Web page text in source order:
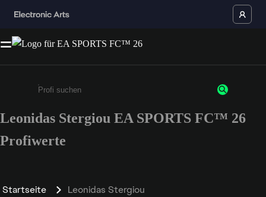
Gib mindestens 3 Zeichen oder Ziffern ein
Leonidas Stergiou EA SPORTS FC™ 26
Profiwerte
Startseite Leonidas Stergiou